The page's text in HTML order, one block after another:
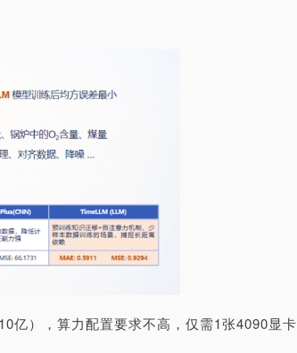
），算力配置要求不高，仅需1张4090显卡